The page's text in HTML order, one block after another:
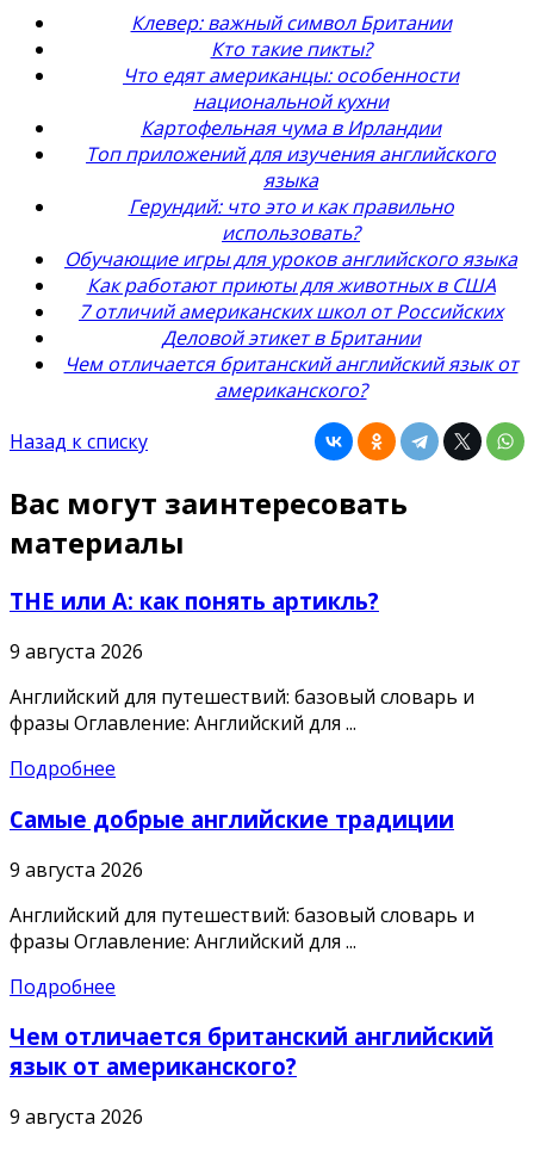
Клевер: важный символ Британии
Кто такие пикты?
Что едят американцы: особенности
национальной кухни
Картофельная чума в Ирландии
Топ приложений для изучения английского
языка
Герундий: что это и как правильно
использовать?
Обучающие игры для уроков английского языка
Как работают приюты для животных в США
7 отличий американских школ от Российских
Деловой этикет в Британии
Чем отличается британский английский язык от
американского?
Назад к списку
Вас могут заинтересовать
материалы
THE или A: как понять артикль?
9 августа 2026
Английский для путешествий: базовый словарь и
фразы Оглавление: Английский для ...
Подробнее
Самые добрые английские традиции
9 августа 2026
Английский для путешествий: базовый словарь и
фразы Оглавление: Английский для ...
Подробнее
Чем отличается британский английский
язык от американского?
9 августа 2026